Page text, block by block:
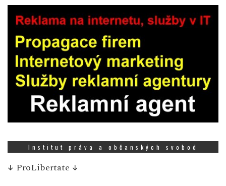
Institut práva a občanských svobod
↓ ProLibertate ↓